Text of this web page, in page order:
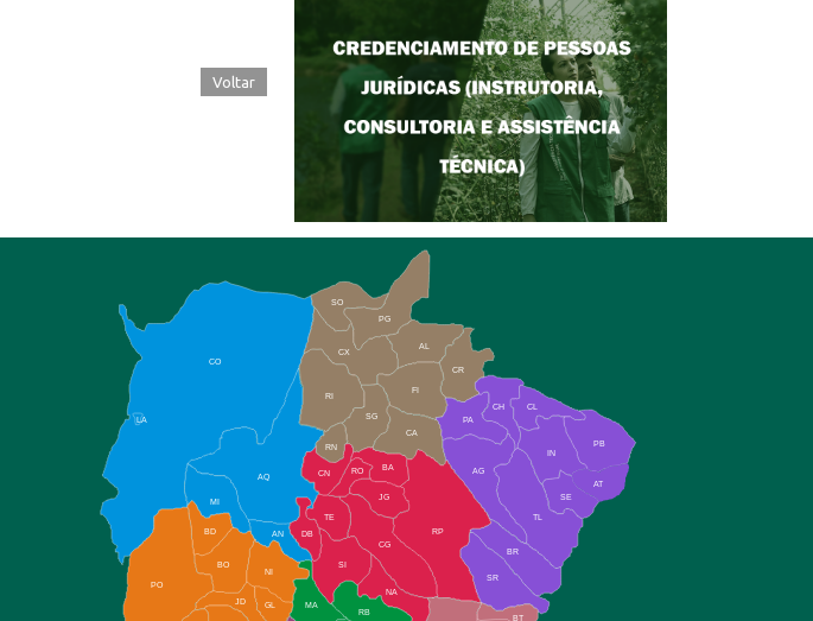
Voltar
CO
AQ
MI
AN
CX
RI
AL
CR
FI
SG
BA
CA
PA
CH CL
PB
SE
TL
AG
BR
SR
BT
RP
RO
JG
CG
SI
NA
RB
MA
BD
BO
NI
JD
PO
DB
TE
IN
RN
CN
GL
AT
PG
SO
LA